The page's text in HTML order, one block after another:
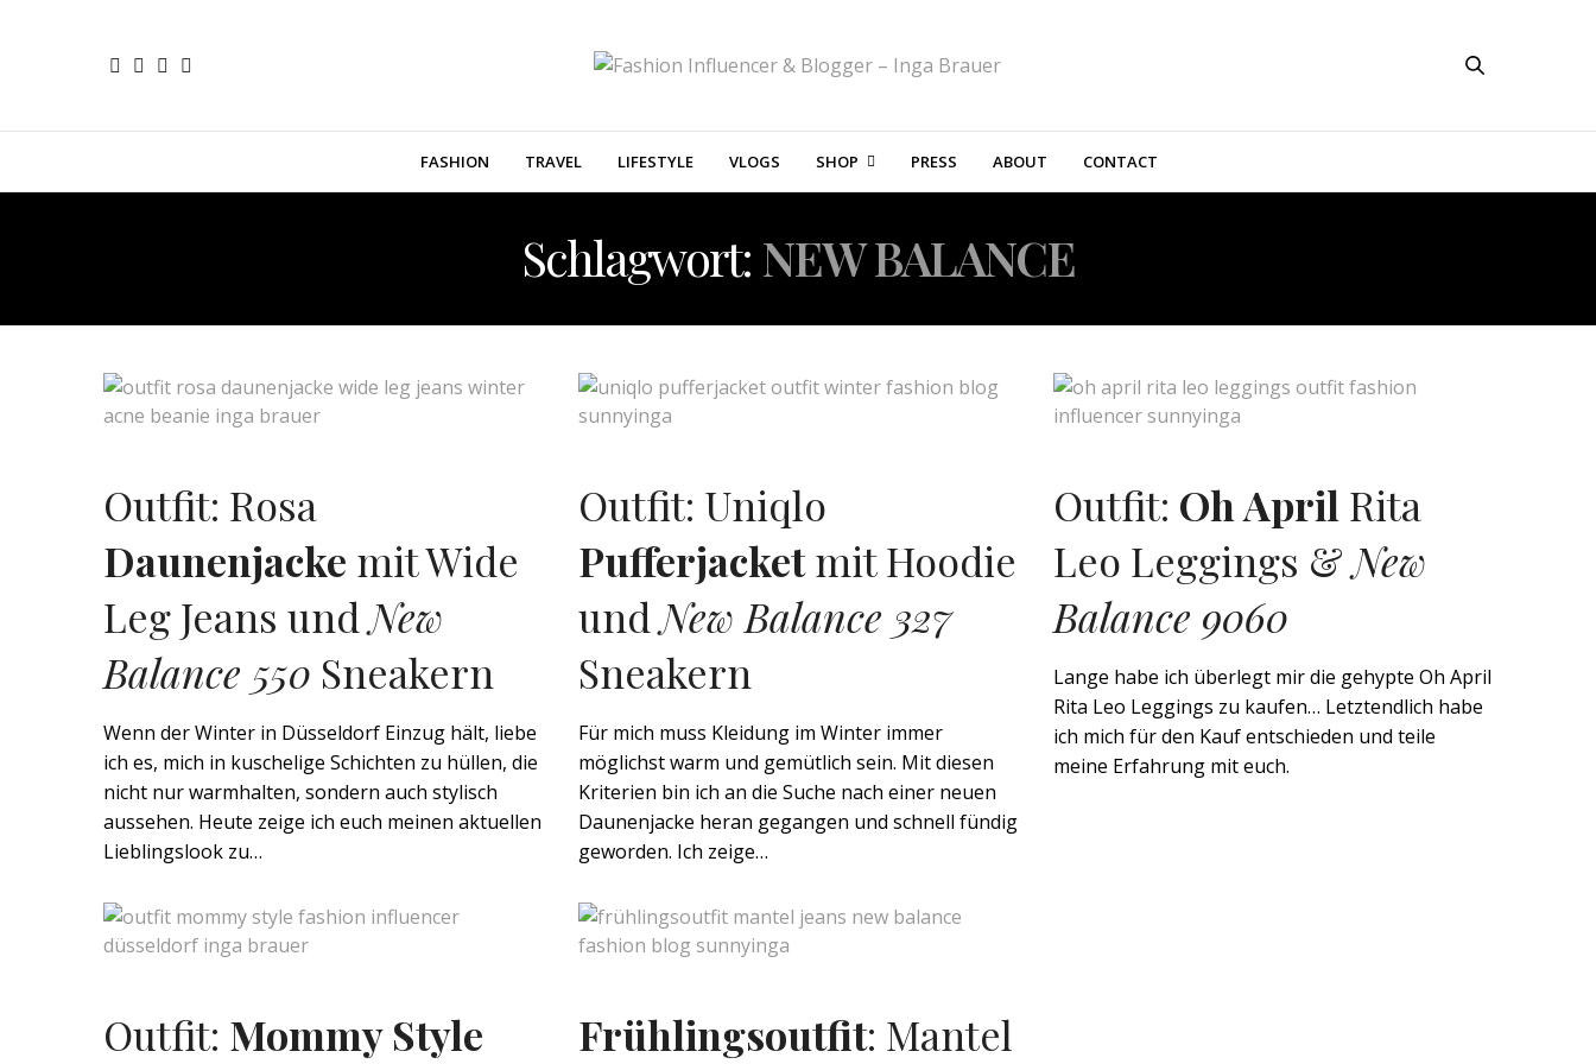
FASHION TRAVEL LIFESTYLE VLOGS SHOP PRESS ABOUT CONTACT
Schlagwort: NEW BALANCE
Outfit: Rosa
Daunenjacke mit Wide
Leg Jeans undNew
Balance 550 Sneakern
Wenn der Winter in Düsseldorf Einzug hält, liebe
ich es, mich in kuschelige Schichten zu hüllen, die
nicht nur warmhalten, sondern auch stylisch
aussehen. Heute zeige ich euch meinen aktuellen
Lieblingslook zu…
Outfit: Uniqlo
Pufferjacketmit Hoodie
undNew Balance 327
Sneakern
Für mich muss Kleidung im Winter immer
möglichst warm und gemütlich sein. Mit diesen
Kriterien bin ich an die Suche nach einer neuen
Daunenjacke heran gegangen und schnell fündig
geworden. Ich zeige…
Outfit: Oh April Rita
Leo Leggings &New
Balance 9060
Lange habe ich überlegt mir die gehypte Oh April
Rita Leo Leggings zu kaufen… Letztendlich habe
ich mich für den Kauf entschieden und teile
meine Erfahrung mit euch.
Outfit: Mommy Style
Frühlingsoutfit: Mantel